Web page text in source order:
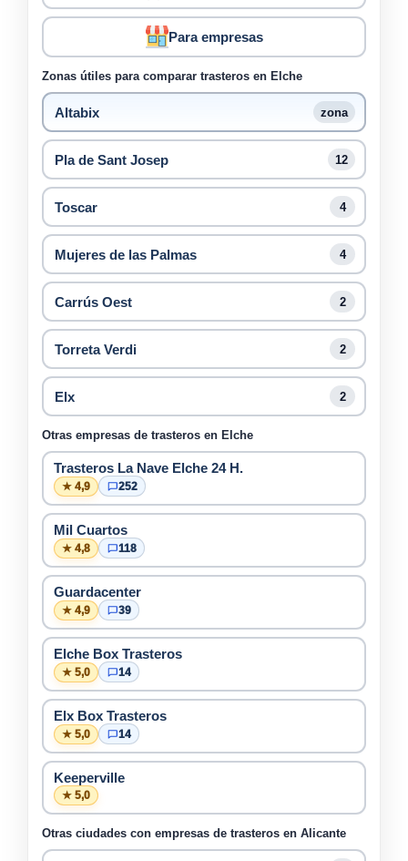
Para empresas
Zonas útiles para comparar trasteros en Elche
Altabix zona
Pla de Sant Josep 12
Toscar 4
Mujeres de las Palmas 4
Carrús Oest 2
Torreta Verdi 2
Elx 2
Otras empresas de trasteros en Elche
Trasteros La Nave Elche 24 H.
★ 4,9 252
Mil Cuartos
★ 4,8 118
Guardacenter
★ 4,9 39
Elche Box Trasteros
★ 5,0 14
Elx Box Trasteros
★ 5,0 14
Keeperville
★ 5,0
Otras ciudades con empresas de trasteros en Alicante